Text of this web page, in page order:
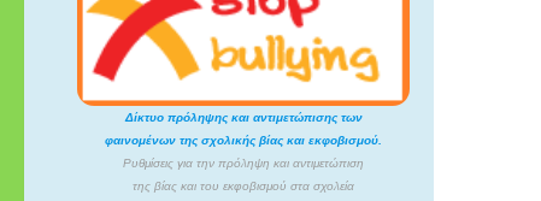
Δίκτυο πρόληψης και αντιμετώπισης των
φαινομένων της σχολικής βίας και εκφοβισμού.
Ρυθμίσεις για την πρόληψη και αντιμετώπιση
της βίας και του εκφοβισμού στα σχολεία